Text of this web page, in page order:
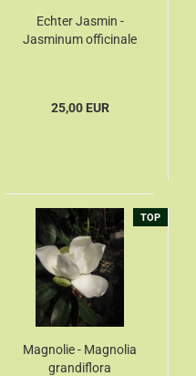
Echter Jasmin -
Jasminum officinale
25,00 EUR
TOP
Magnolie - Magnolia
grandiflora